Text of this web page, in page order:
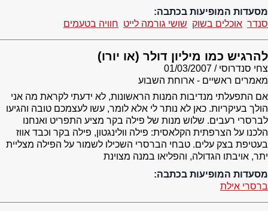
מסעדות המופיעות בכתבה:
סנדר אוכלים בשוק שושי גורמה לייט חוויה בטעמים
להרגיש כמו מיליון דולר (או יורו)
צחי סנדרוסי
01/03/2007
מאמרים ראשיים - ארוחת השבוע
אם התפעלתי מנדיבות המנות הראשונות, לא ידעתי לקראת מה אני
הולך בעיקריות. כאן לא נותר לי אלא לומר, עשו לעצמכם טובה והגיעו
לברסרי רעבים. שלוש מנות של פילה בקר מציע התפריט ואנחנו
הלכנו על הצרפתית הקלאסית: פילה וולינגטון, פילה בקר וכבד אווז
בעטיפת בצק עלים. טבחי הברסרי השכילו לשמור על הפילה מצליית
יתר, אויבתו הגדולה, והפליאו במנה מצוינת
מסעדות המופיעות בכתבה:
ברסרי אילת